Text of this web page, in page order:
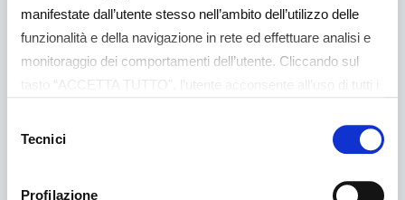
manifestate dall’utente stesso nell’ambito dell’utilizzo delle
funzionalità e della navigazione in rete ed effettuare analisi e
monitoraggio dei comportamenti dell’utente. Cliccando sul
tasto “ACCETTA TUTTO”, l’utente acconsente all’uso di tutti i
analitici. Il consenso è facoltativo e può essere revocato in
qualsiasi momento. Se l’utente desidera gestire le proprie
preferenze può cliccare sul tasto “Dettagli” (accessibile in
delTecnici
Profilazione
informazioni ai
depositanti
informazioni ai depositanti -